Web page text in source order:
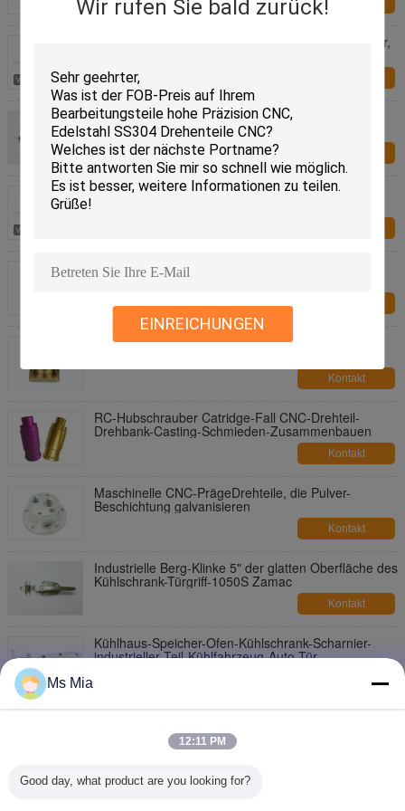
Wir rufen Sie bald zurück!
EINREICHUNGEN
Kontakt
Hohe Präzisions-Spezialitäten-Hardware-Befestiger,
ISO-Spezialitäten-Hardware-Befestiger M3-
Messingspiegel schraubt/Präzisions-Messing
gekerbte Rundkopf-Holzschrauben
Dauerhafte Spezialitäten-Hardware-Befestiger,
Gelbe anodisiertes Aluminium CNC Drehteile 6061
T6 für Fahrzeugkarosserie
120mm neutrale genaue Drehenteile CNC,
Kontakt
RC-Hubschrauber Catridge-Fall CNC-Drehteil-
Drehbank-Casting-Schmieden-Zusammenbauen
Kontakt
Maschinelle CNC-PrägeDrehteile, die Pulver-
Beschichtung galvanisieren
Kontakt
Industrielle Berg-Klinke 5" der glatten Oberfläche des
Kühlschrank-Türgriff-1050S Zamac
Kontakt
Kühlhaus-Speicher-Ofen-Kühlschrank-Scharnier-
industrieller Teil-Kühlfahrzeug-Auto-Tür-
Polieredelstahl
230mm Längen-Kühlschrank-Scharnier-Kühlraum
Ms Mia
12:11 PM
Good day, what product are you looking for?